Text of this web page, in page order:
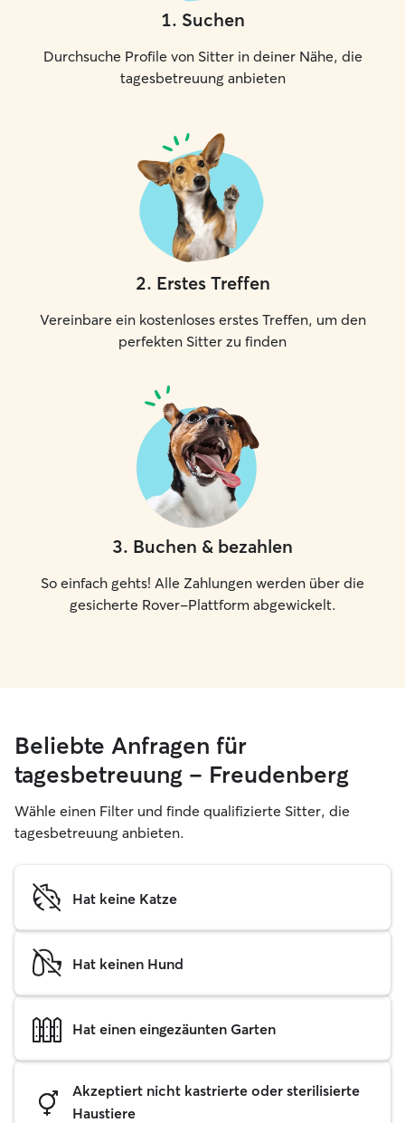
1. Suchen
Durchsuche Profile von Sitter in deiner Nähe, die
tagesbetreuung anbieten
2. Erstes Treffen
Vereinbare ein kostenloses erstes Treffen, um den
perfekten Sitter zu finden
3. Buchen & bezahlen
So einfach gehts! Alle Zahlungen werden über die
gesicherte Rover-Plattform abgewickelt.
Beliebte Anfragen für
tagesbetreuung – Freudenberg
Wähle einen Filter und finde qualifizierte Sitter, die
tagesbetreuung anbieten.
Hat keine Katze
Hat keinen Hund
Hat einen eingezäunten Garten
Akzeptiert nicht kastrierte oder sterilisierte
Haustiere